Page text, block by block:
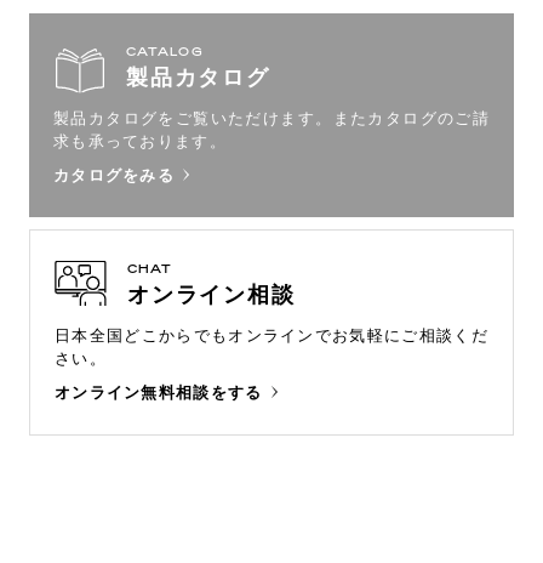
CATALOG
製品カタログ
製品カタログをご覧いただけます。
またカタログのご請
求も承っております。
カタログをみる
CHAT
オンライン相談
日本全国どこからでもオンラインでお気軽にご相談くだ
さい。
オンライン無料相談をする